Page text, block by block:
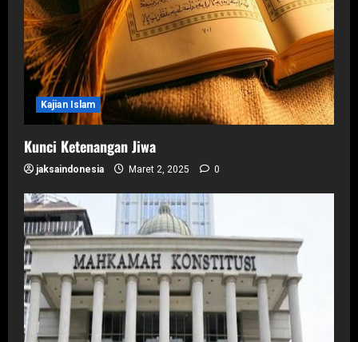
Kajian Islam
Kunci Ketenangan Jiwa
jaksaindonesia Maret 2, 2025 0